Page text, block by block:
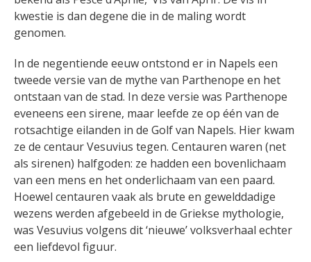
kwestie is dan degene die in de maling wordt
genomen.
In de negentiende eeuw ontstond er in Napels een
tweede versie van de mythe van Parthenope en het
ontstaan van de stad. In deze versie was Parthenope
eveneens een sirene, maar leefde ze op één van de
rotsachtige eilanden in de Golf van Napels. Hier kwam
ze de centaur Vesuvius tegen. Centauren waren (net
als sirenen) halfgoden: ze hadden een bovenlichaam
van een mens en het onderlichaam van een paard.
Hoewel centauren vaak als brute en gewelddadige
wezens werden afgebeeld in de Griekse mythologie,
was Vesuvius volgens dit ‘nieuwe’ volksverhaal echter
een liefdevol figuur.